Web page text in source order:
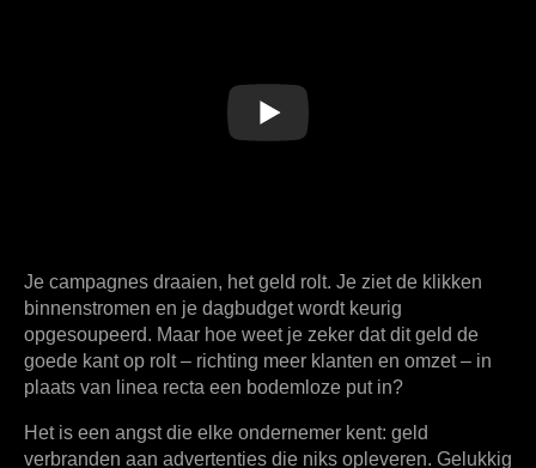
Je campagnes draaien, het geld rolt. Je ziet de klikken
binnenstromen en je dagbudget wordt keurig
opgesoupeerd. Maar hoe weet je zeker dat dit geld de
goede kant op rolt – richting meer klanten en omzet – in
plaats van linea recta een bodemloze put in?
Het is een angst die elke ondernemer kent: geld
verbranden aan advertenties die niks opleveren. Gelukkig